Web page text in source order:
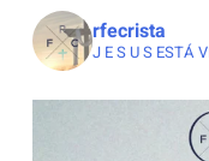
rfecrista
J E S U S ESTÁ